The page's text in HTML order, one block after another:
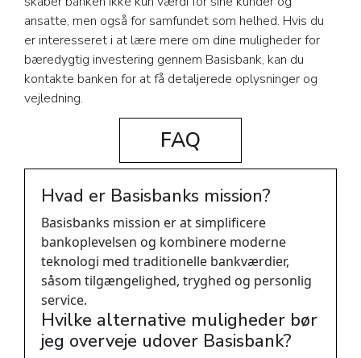
ansatte, men også for samfundet som helhed. Hvis du
er interesseret i at lære mere om dine muligheder for
bæredygtig investering gennem Basisbank, kan du
kontakte banken for at få detaljerede oplysninger og
vejledning.
FAQ
Hvad er Basisbanks mission?
Basisbanks mission er at simplificere
bankoplevelsen og kombinere moderne
teknologi med traditionelle bankværdier,
såsom tilgængelighed, tryghed og personlig
service.
Hvilke alternative muligheder bør
jeg overveje udover Basisbank?